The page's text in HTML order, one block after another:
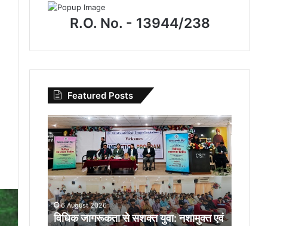
R.O. No. - 13944/238
Featured Posts
विधिक
जागरूकता
से
सशक्त
युवा:
नशामुक्त
एवं
न्यायप्रिय
समाज
6 August 2026
विधिक जागरूकता से सशक्त युवा: नशामुक्त एवं